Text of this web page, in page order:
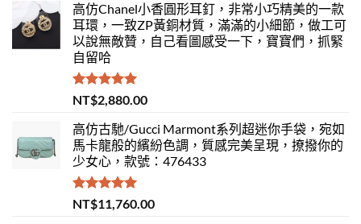
高仿Chanel小香圓形耳釘，非常小巧精美的一款
耳環，一致ZP黃銅材質，滿滿的小細節，做工可
以說無敵贊，自己看圖感受一下，寶寶們，抓緊
自留哈
評分 5.00
滿分 5
NT$2,880.00
高仿古馳/Gucci Marmont系列超迷你手袋，宛如
馬卡龍般的繽紛色調，質感完美呈現，撩撥你的
少女心，款號：476433
評分5.00
滿分 5
NT$11,760.00